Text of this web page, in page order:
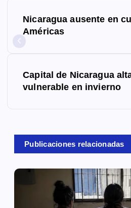
ó
Nicaragua ausente en
Américas
Capital de Nicaragua
vulnerable en invierno
Publicaciones relacionadas